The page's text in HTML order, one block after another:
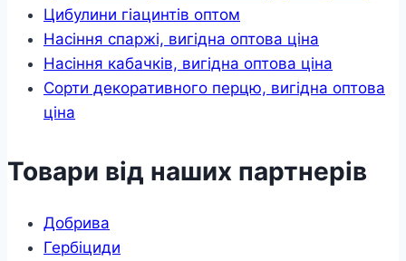
Цибулини гіацинтів оптом
Насіння спаржі, вигідна оптова ціна
Насіння кабачків, вигідна оптова ціна
Сорти декоративного перцю, вигідна оптова
ціна
Товари від наших партнерів
Добрива
Гербіциди